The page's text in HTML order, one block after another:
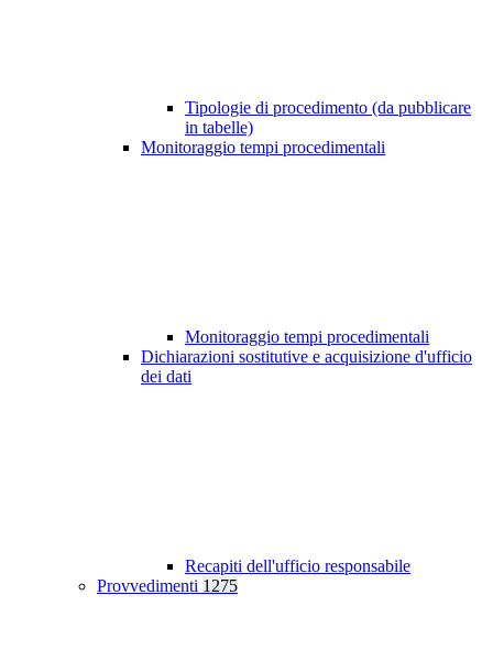
Tipologie di procedimento (da pubblicare
in tabelle)
Monitoraggio tempi procedimentali
Monitoraggio tempi procedimentali
Dichiarazioni sostitutive e acquisizione d'ufficio
dei dati
Recapiti dell'ufficio responsabile
Provvedimenti 1275